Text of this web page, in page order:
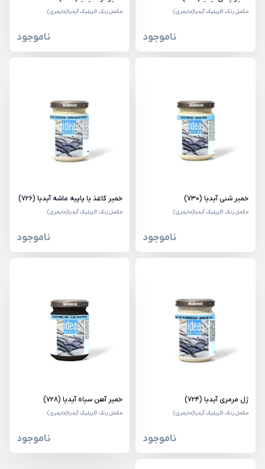
مکمل رنک اکریلیک آیدیا(مایمری)
ناموجود
مکمل رنک اکریلیک آیدیا(مایمری)
ناموجود
خمیر شنی آیدیا (730)
مکمل رنک اکریلیک آیدیا(مایمری)
ناموجود
خمیر کاغذ یا پاپیه ماشه آیدیا (726)
مکمل رنک اکریلیک آیدیا(مایمری)
ناموجود
ژل مرمری آیدیا (724)
مکمل رنک اکریلیک آیدیا(مایمری)
ناموجود
خمیر آهن سیاه آیدیا (728)
مکمل رنک اکریلیک آیدیا(مایمری)
ناموجود